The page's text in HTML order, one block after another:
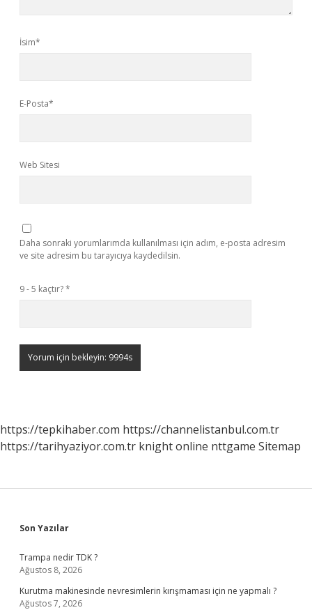
İsim*
E-Posta*
Web Sitesi
Daha sonraki yorumlarımda kullanılması için adım, e-posta adresim
ve site adresim bu tarayıcıya kaydedilsin.
9 - 5 kaçtır?*
https://tepkihaber.com https://channelistanbul.com.tr
https://tarihyaziyor.com.tr knight online nttgame Sitemap
Sidebar
Son Yazılar
Trampa nedir TDK ?
Ağustos 8, 2026
Kurutma makinesinde nevresimlerin kırışmaması için ne yapmalı ?
Ağustos 7, 2026